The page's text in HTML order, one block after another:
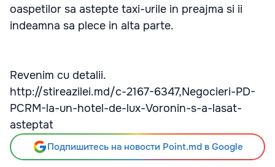
oaspetilor sa astepte taxi-urile in preajma si ii
indeamna sa plece in alta parte.
Revenim cu detalii.
http://stireazilei.md/c-2167-6347,Negocieri-PD-
PCRM-la-un-hotel-de-lux-Voronin-s-a-lasat-
asteptat
Подпишитесь на новости Point.md в Google